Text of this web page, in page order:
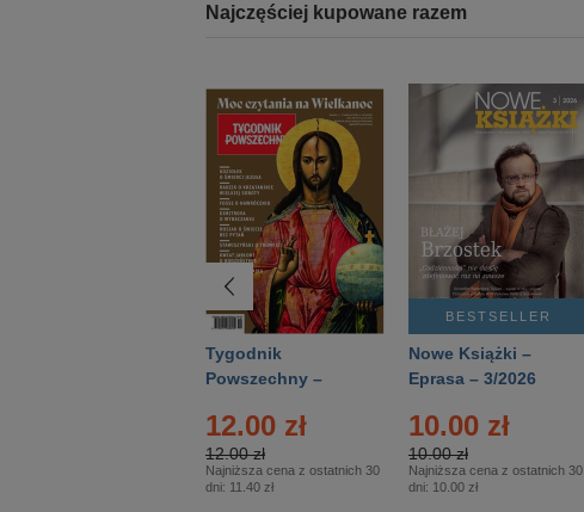
Najczęściej kupowane razem
Tygodnik
Powszechny –
12.00 zł
12.00 zł
Najniższa cena z ostatnich 30
dni: 11.40 zł
BESTSELLER
Nowe Książki –
Eprasa – 3/2026
10.00 zł
10.00 zł
Najniższa cena z ostatnich 30
dni: 10.00 zł